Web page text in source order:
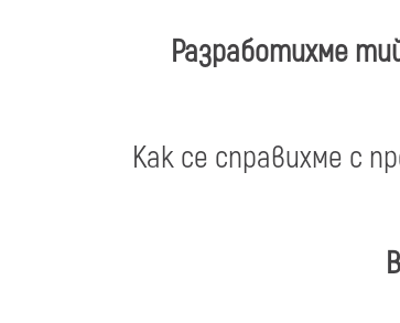
Разработихме
Как се справихме с